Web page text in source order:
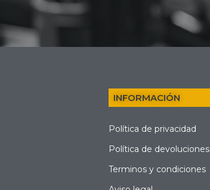
INFORMACIÓN
Política de privacidad
Política de devoluciones
Terminos y condiciones